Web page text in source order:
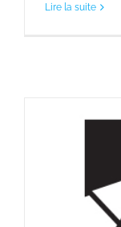
Lire la suite